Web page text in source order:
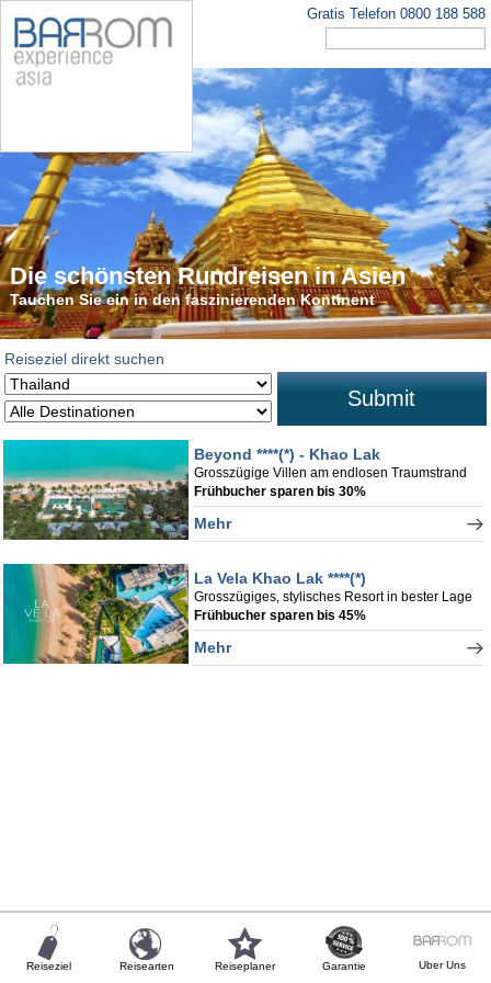
Gratis Telefon 0800 188 588
Die schönsten Rundreisen in Asien
Tauchen Sie ein in den faszinierenden Kontinent
Reiseziel direkt suchen
Submit
Beyond ****(*) - Khao Lak
Grosszügige Villen am endlosen Traumstrand
Frühbucher sparen bis 30%
Mehr
La Vela Khao Lak ****(*)
Grosszügiges, stylisches Resort in bester Lage
Frühbucher sparen bis 45%
Mehr
Reiseziel Reisearten Reiseplaner Garantie Uber Uns